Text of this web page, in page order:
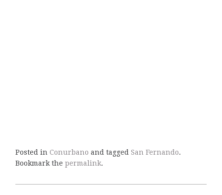
Posted in Conurbano and tagged San Fernando.
Bookmark the permalink.